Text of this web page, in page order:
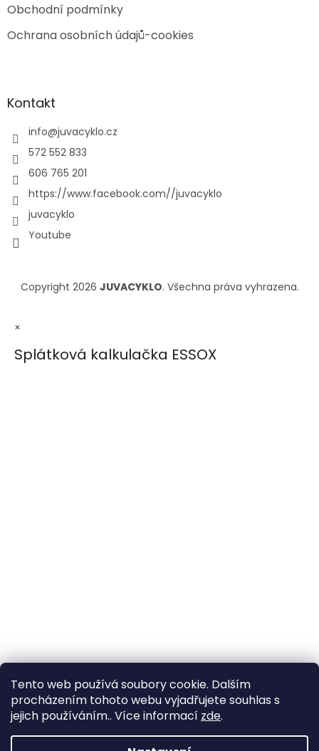
Tento web používá soubory cookie. Dalším
procházením tohoto webu vyjadřujete souhlas s
jejich používáním.. Více informací zde.
Obchodní podmínky
Ochrana osobních údajů-cookies
Kontakt
info@juvacyklo.cz
572 552 833
606 765 201
https://www.facebook.com//juvacyklo
juvacyklo
Youtube
Copyright 2026 JUVACYKLO. Všechna práva vyhrazena.
×
Splátková kalkulačka ESSOX